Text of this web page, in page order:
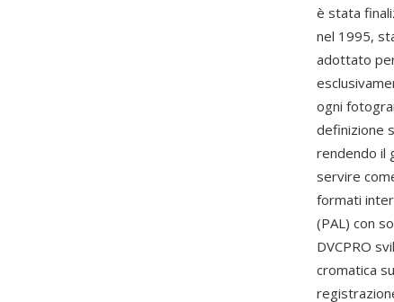
è stata
nel 1995,
adottato
ogni
definizione
rendendo il
servire
formati
(PAL) con
DVCPRO
cromatica